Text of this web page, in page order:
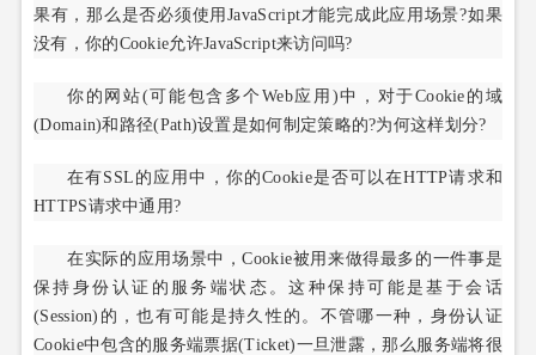
果有，那么是否必须使用JavaScript才能完成此应用场景?如果
没有，你的Cookie允许JavaScript来访问吗?
你的网站(可能包含多个Web应用)中，对于Cookie的域
(Domain)和路径(Path)设置是如何制定策略的?为何这样划分?
在有SSL的应用中，你的Cookie是否可以在HTTP请求和
HTTPS请求中通用?
在实际的应用场景中，Cookie被用来做得最多的一件事是
保持身份认证的服务端状态。这种保持可能是基于会话
(Session)的，也有可能是持久性的。不管哪一种，身份认证
Cookie中包含的服务端票据(Ticket)一旦泄露，那么服务端将很